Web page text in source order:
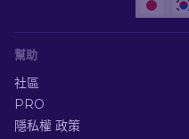
幫助
社區
PRO
隱私權 政策